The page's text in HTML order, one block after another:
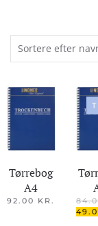
Tørrebog
A4
92.00 KR.
DEN